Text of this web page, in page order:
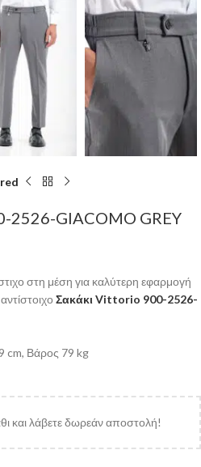
2526-GIACOMO GREY
στη μέση για καλύτερη εφαρμογή
Σακάκι Vittorio 900-2526-
cm, Βάρος 79 kg
και λάβετε δωρεάν αποστολή!